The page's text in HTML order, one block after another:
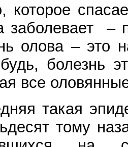
которое
заболевает –
олова – это
болезнь
все
такая
тому